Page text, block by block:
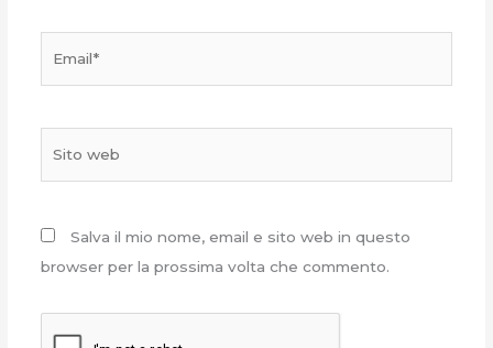
Salva il mio nome, email e sito web in questo
browser per la prossima volta che commento.